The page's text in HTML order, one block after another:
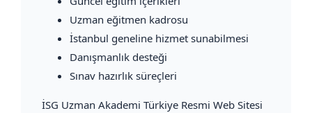
Uzman eğitmen kadrosu
İstanbul geneline hizmet sunabilmesi
Danışmanlık desteği
Sınav hazırlık süreçleri
İSG Uzman Akademi Türkiye Resmi Web Sitesi